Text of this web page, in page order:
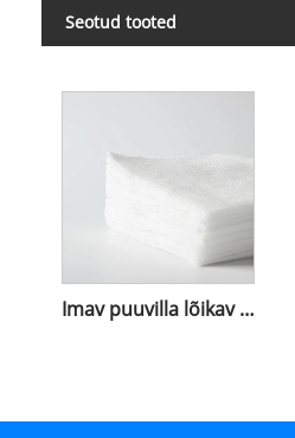
Seotud tooted
Imav puuvilla lõikav marli